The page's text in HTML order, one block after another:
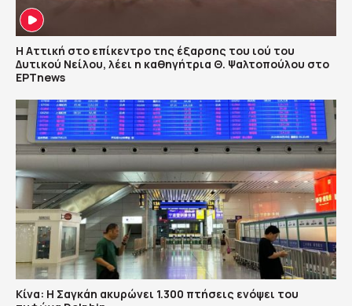
Η Αττική στο επίκεντρο της έξαρσης του ιού του
Δυτικού Νείλου, λέει η καθηγήτρια Θ. Ψαλτοπούλου στο
ΕΡΤnews
Κίνα: Η Σαγκάη ακυρώνει 1.300 πτήσεις ενόψει του